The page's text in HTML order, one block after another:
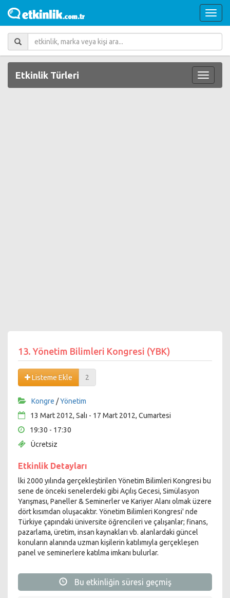
Etkinlik Türleri
13. Yönetim Bilimleri Kongresi (YBK)
Listeme Ekle 2
Kongre /Yönetim
13 Mart 2012, Salı - 17 Mart 2012, Cumartesi
19:30 - 17:30
Ücretsiz
Etkinlik Detayları
lki 2000 yılında gerçekleştirilen Yönetim Bilimleri Kongresi bu
sene de önceki senelerdeki gibi Açılış Gecesi, Simülasyon
Yarışması, Paneller & Seminerler ve Kariyer Alanı olmak üzere
dört kısımdan oluşacaktır. Yönetim Bilimleri Kongresi' nde
Türkiye çapındaki üniversite öğrencileri ve çalışanlar; finans,
pazarlama, üretim, insan kaynakları vb. alanlardaki güncel
konuların alanında uzman kişilerin katılımıyla gerçekleşen
panel ve seminerlere katılma imkanı bulurlar.
Bu etkinliğin süresi geçmiş